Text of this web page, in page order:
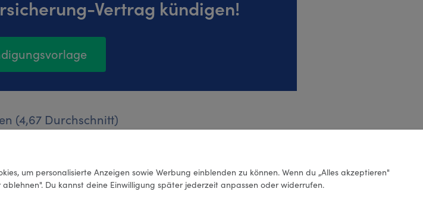
Vertrag kündigen!
(4,67 Durchschnitt)
um personalisierte Anzeigen sowie Werbung einblenden zu können. Wenn du „Alles akzeptieren"
Du kannst deine Einwilligung später jederzeit anpassen oder widerrufen.